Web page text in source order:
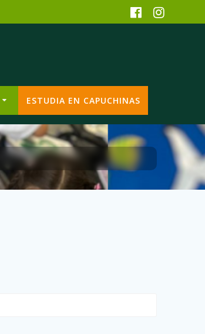
ESTUDIA EN CAPUCHINAS